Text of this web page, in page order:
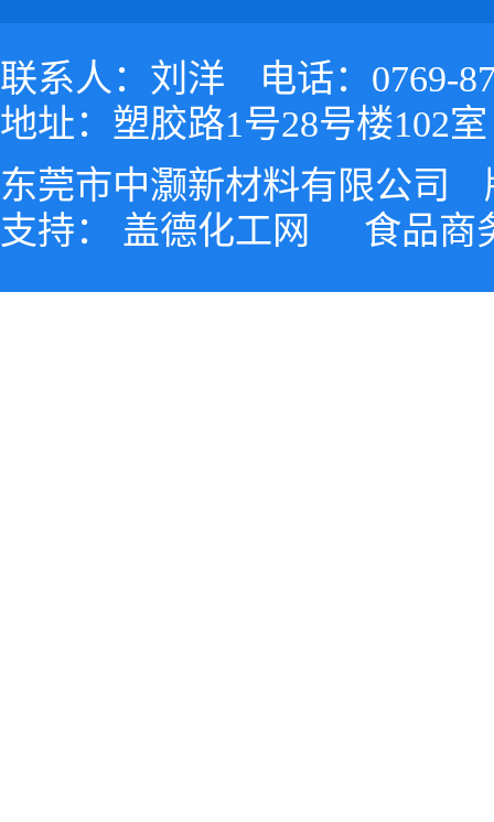
联系人：刘洋
电话：0769-
地址：塑胶路1号28号楼102室
东莞市中灏新材料有限公司
支持： 盖德化工网 食品商